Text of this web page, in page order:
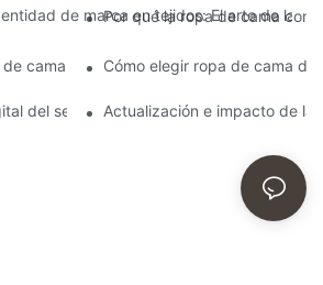
de marca en tejidos: El arte de las
Por qué la ropa de cama con
cama para hoteles al por mayor
Cómo elegir ropa de cama
del sector de suministros hoteleros:
Actualización e impacto de